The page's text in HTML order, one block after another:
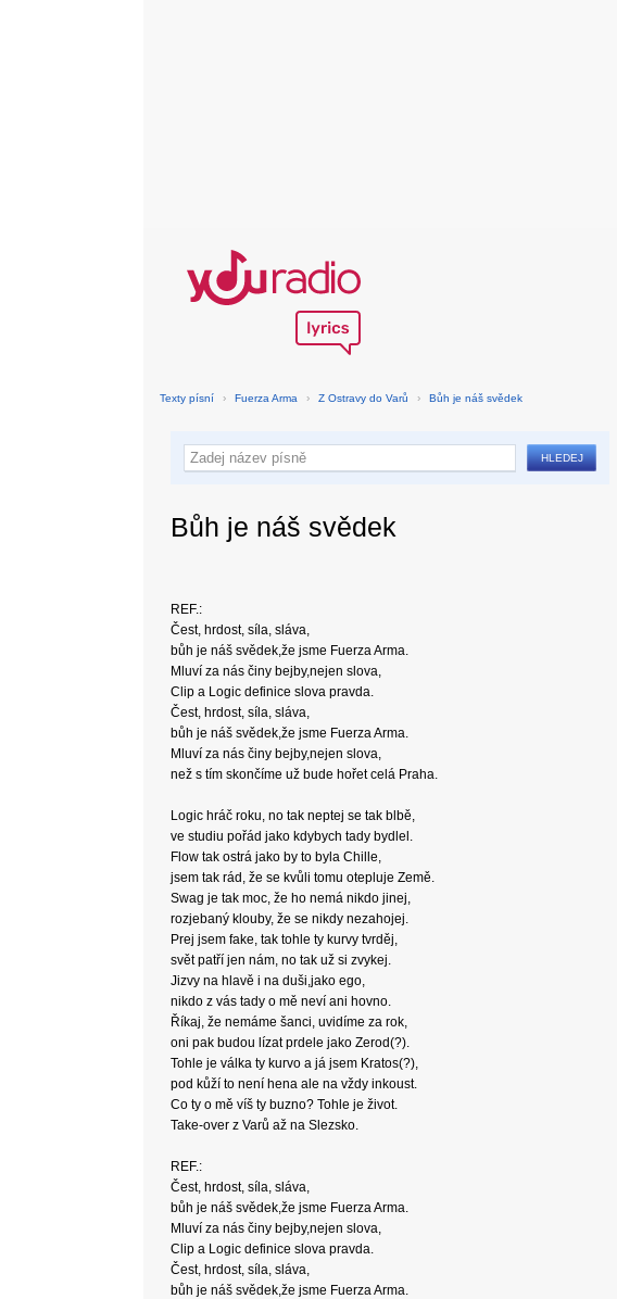
Texty písní › Fuerza Arma › Z Ostravy do Varů › Bůh je náš svědek
Bůh je náš svědek
REF.:
Čest, hrdost, síla, sláva,
bůh je náš svědek,že jsme Fuerza Arma.
Mluví za nás činy bejby,nejen slova,
Clip a Logic definice slova pravda.
Čest, hrdost, síla, sláva,
bůh je náš svědek,že jsme Fuerza Arma.
Mluví za nás činy bejby,nejen slova,
než s tím skončíme už bude hořet celá Praha.
Logic hráč roku, no tak neptej se tak blbě,
ve studiu pořád jako kdybych tady bydlel.
Flow tak ostrá jako by to byla Chille,
jsem tak rád, že se kvůli tomu otepluje Země.
Swag je tak moc, že ho nemá nikdo jinej,
rozjebaný klouby, že se nikdy nezahojej.
Prej jsem fake, tak tohle ty kurvy tvrděj,
svět patří jen nám, no tak už si zvykej.
Jizvy na hlavě i na duši,jako ego,
nikdo z vás tady o mě neví ani hovno.
Říkaj, že nemáme šanci, uvidíme za rok,
oni pak budou lízat prdele jako Zerod(?).
Tohle je válka ty kurvo a já jsem Kratos(?),
pod kůží to není hena ale na vždy inkoust.
Co ty o mě víš ty buzno? Tohle je život.
Take-over z Varů až na Slezsko.
REF.:
Čest, hrdost, síla, sláva,
bůh je náš svědek,že jsme Fuerza Arma.
Mluví za nás činy bejby,nejen slova,
Clip a Logic definice slova pravda.
Čest, hrdost, síla, sláva,
bůh je náš svědek,že jsme Fuerza Arma.